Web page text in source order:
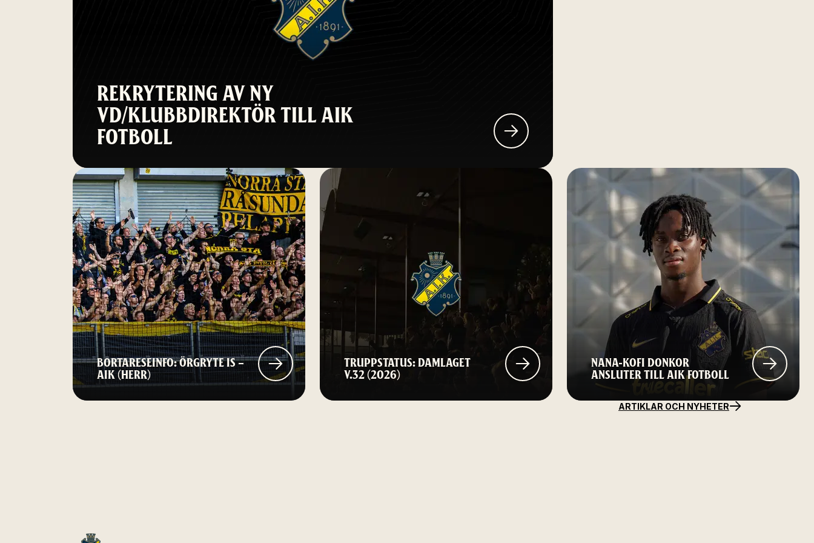
REKRYTERING AV NY
VD/KLUBBDIREKTÖR TILL AIK
FOTBOLL
BORTARESEINFO: ÖRGRYTE IS –
AIK (HERR)
TRUPPSTATUS: DAMLAGET
V.32 (2026)
NANA-KOFI DONKOR
ANSLUTER TILL AIK FOTBOLL
ARTIKLAR OCH NYHETER